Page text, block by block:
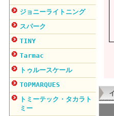
ジョニーライトニング
スパーク
TINY
Tarmac
トゥルースケール
TOPMARQUES
トミーテック・タカラト
ミー